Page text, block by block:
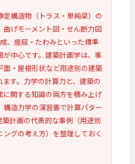
定構造物（トラス・単純梁）の
曲げモーメント図・せん断力図
成、座屈・たわみといった標準
が中心です。建築計画学は、事
面・屋根形状など用途別の建築
す。力学の計算力と、建築の
に関する知識の両方を積み上げ
構造力学の演習書で計算パター
築計画の代表的な事例（用途別
グの考え方）を整理しておく